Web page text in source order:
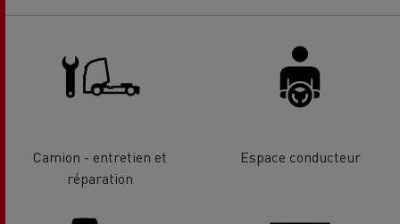
Camion - entretien et
réparation
Espace conducteur